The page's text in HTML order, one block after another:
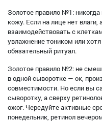
Золотое правило №1:
кожу. Если на лице нет
взаимодействовать с
увлажнение тоником или
обязательный ритуал.
Золотое правило №2: не
в одной сыворотке — ок,
совместимости. Но если вы
сыворотку, а сверху
ожог. Чередуйте активные
понедельник, ретинол